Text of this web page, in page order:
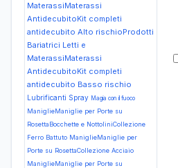
MaterassiMaterassi
AntidecubitoKit completi
antidecubito Alto rischioProdotti
Bariatrici Letti e
MaterassiMaterassi
AntidecubitoKit completi
antidecubito Basso rischio
Lubrificanti Spray Magia con il fuoco
ManiglieManiglie per Porte su
RosettaBocchette e NottoliniCollezione
Ferro Battuto ManiglieManiglie per
Porte su RosettaCollezione Acciaio
ManiglieManiglie per Porte su